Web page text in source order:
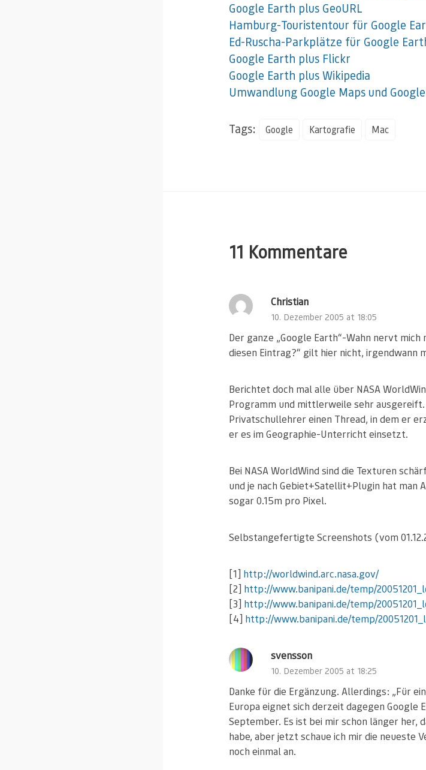
Google Earth plus GeoURL
Hamburg-Touristentour für Google
Ed-Ruscha-Parkplätze für Google
Google Earth plus Flickr
Google Earth plus Wikipedia
Umwandlung Google Maps und
Tags: Google Kartografie Mac
11 Kommentare
Christian
10. Dezember 2005 at 18:05
Der ganze „Google Earth“-Wahn nervt mich
diesen Eintrag?“ gilt hier nicht, irgendwann
Berichtet doch mal alle über NASA
Programm und mittlerweile sehr ausgereift.
Privatschullehrer einen Thread, in dem er
er es im Geographie-Unterricht einsetzt.
Bei NASA WorldWind sind die Texturen
und je nach Gebiet+Satellit+Plugin hat man
sogar 0.15m pro Pixel.
Selbstangefertigte Screenshots (vom
[1] http://worldwind.arc.nasa.gov/
[2] http://www.banipani.de/temp/
[3] http://www.banipani.de/temp/
[4] http://www.banipani.de/temp/
svensson
10. Dezember 2005 at 18:25
Danke für die Ergänzung. Allerdings: „Für
Europa eignet sich derzeit dagegen Google
September. Es ist bei mir schon länger her,
habe, aber jetzt schaue ich mir die neueste
noch einmal an.